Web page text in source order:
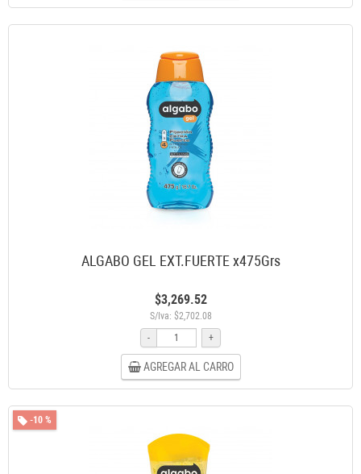
ALGABO GEL EXT.FUERTE x475Grs
$3,269.52
S/Iva: $2,702.08
-
+
AGREGAR AL CARRO
-10 %